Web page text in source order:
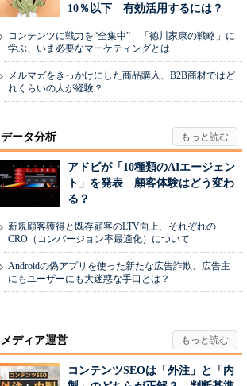
10％以下 有効活用するには？
コンテンツに戦力を“全集中” 「徳川家康の戦略」に
学ぶ、いま必要なマーケティングとは
メルマガをきっかけにした商品購入、B2B商材ではど
れくらいの人が経験？
データ分析
アドビが「10種類のAIエージェン
ト」を発表 顧客体験はどう変わ
る？
新規顧客獲得と既存顧客のLTV向上、それぞれの
CRO（コンバージョン率最適化）について
Androidの偽アプリを使った新たな広告詐欺、広告主
にもユーザーにも大迷惑な手口とは？
メディア運営
コンテンツSEOは「外注」と「内